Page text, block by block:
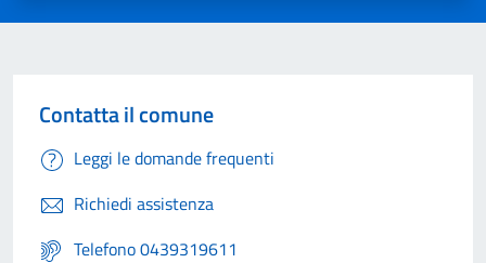
Contatta il comune
Leggi le domande frequenti
Richiedi assistenza
Telefono 0439319611